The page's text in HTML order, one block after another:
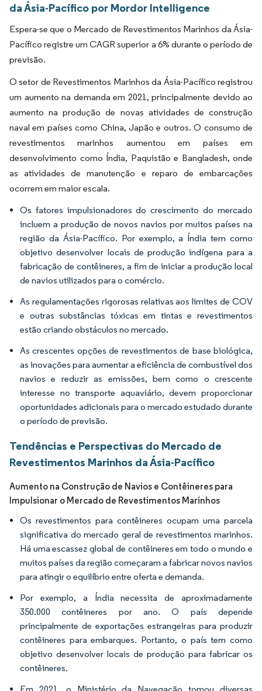
da Ásia-Pacífico por Mordor Intelligence
Espera-se que o Mercado de Revestimentos Marinhos da Ásia-
Pacífico registre um CAGR superior a 6% durante o período de
previsão.
O setor de Revestimentos Marinhos da Ásia-Pacífico registrou
um aumento na demanda em 2021, principalmente devido ao
aumento na produção de novas atividades de construção
naval em países como China, Japão e outros. O consumo de
revestimentos marinhos aumentou em países em
desenvolvimento como Índia, Paquistão e Bangladesh, onde
as atividades de manutenção e reparo de embarcações
ocorrem em maior escala.
Os fatores impulsionadores do crescimento do mercado
incluem a produção de novos navios por muitos países na
região da Ásia-Pacífico. Por exemplo, a Índia tem como
objetivo desenvolver locais de produção indígena para a
fabricação de contêineres, a fim de iniciar a produção local
de navios utilizados para o comércio.
As regulamentações rigorosas relativas aos limites de COV
e outras substâncias tóxicas em tintas e revestimentos
estão criando obstáculos no mercado.
As crescentes opções de revestimentos de base biológica,
as inovações para aumentar a eficiência de combustível dos
navios e reduzir as emissões, bem como o crescente
interesse no transporte aquaviário, devem proporcionar
oportunidades adicionais para o mercado estudado durante
o período de previsão.
Tendências e Perspectivas do Mercado de
Revestimentos Marinhos da Ásia-Pacífico
Aumento na Construção de Navios e Contêineres para
Impulsionar o Mercado de Revestimentos Marinhos
Os revestimentos para contêineres ocupam uma parcela
significativa do mercado geral de revestimentos marinhos.
Há uma escassez global de contêineres em todo o mundo e
muitos países da região começaram a fabricar novos navios
para atingir o equilíbrio entre oferta e demanda.
Por exemplo, a Índia necessita de aproximadamente
350.000 contêineres por ano. O país depende
principalmente de exportações estrangeiras para produzir
contêineres para embarques. Portanto, o país tem como
objetivo desenvolver locais de produção para fabricar os
contêineres.